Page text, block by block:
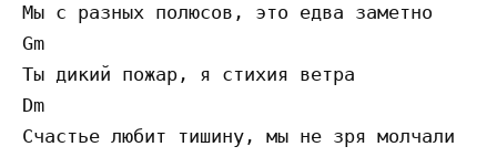
Мы с разных полюсов, это едва заметно
Gm
Ты дикий пожар, я стихия ветра
Dm
Счастье любит тишину, мы не зря молчали